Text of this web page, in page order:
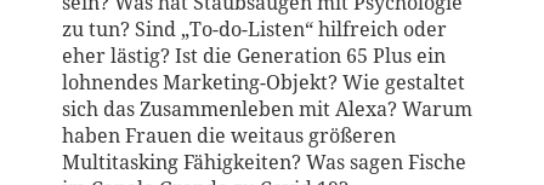
zu tun? Sind „To-do-Listen“ hilfreich oder
eher lästig? Ist die Generation 65 Plus ein
lohnendes Marketing-Objekt? Wie gestaltet
sich das Zusammenleben mit Alexa? Warum
haben Frauen die weitaus größeren
Multitasking Fähigkeiten? Was sagen Fische